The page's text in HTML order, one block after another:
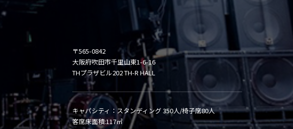
〒565-0842
大阪府吹田市千里山東1-6-16
THプラザビル202 TH-R HALL
キャパシティ：スタンディング 350人/椅子席80人
客席床面積:117㎡